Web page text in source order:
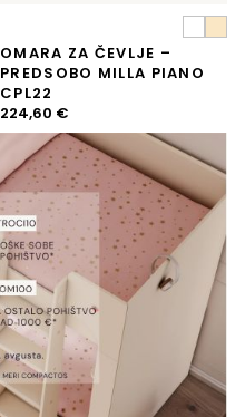
OMARA ZA ČEVLJE –
PREDSOBO MILLA PIANO
CPL22
224,60 €